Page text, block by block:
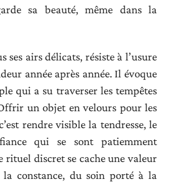
sa beauté, même dans la
ses airs délicats, résiste à l’usure
année après année. Il évoque
qui a su traverser les tempêtes
un objet en velours pour les
rendre visible la tendresse, le
qui se sont patiemment
rituel discret se cache une valeur
constance, du soin porté à la